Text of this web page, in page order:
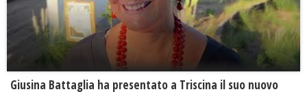
Giusina Battaglia ha presentato a Triscina il suo nuovo